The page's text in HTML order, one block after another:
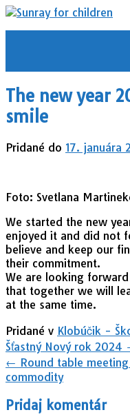
Prejsť
na
The new year
smile
Pridané do 17. januára
Foto: Svetlana
We started the new
enjoyed it and did not
believe and keep our
their commitment.
We are looking
that together we will
at the same time.
Pridané v Klobúčik -
Navigácia
v
článkoch
Šťastný Nový rok 2024
← Round table
commodity
Pridaj komentár